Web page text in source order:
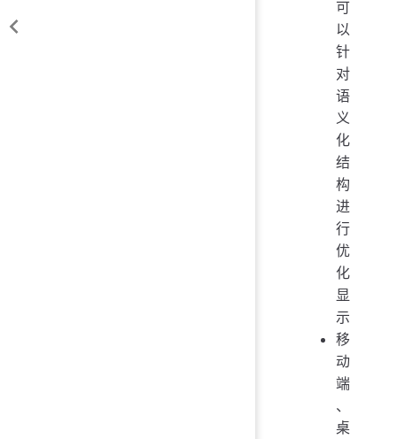
可
以
针
对
语
义
化
结
构
进
行
优
化
显
示
移
动
端
、
桌